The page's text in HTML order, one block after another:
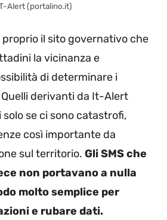
Alert (portalino.it)
il sito governativo che
la vicinanza e
di determinare i
derivanti da It-Alert
se ci sono catastrofi,
così importante da
sul territorio. Gli SMS che
non portavano a nulla
molto semplice per
e rubare dati.